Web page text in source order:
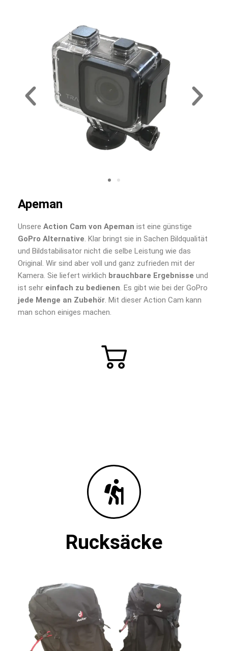
Apeman
Unsere Action Cam von Apeman ist eine günstige
GoPro Alternative . Klar bringt sie in Sachen Bildqualität
und Bildstabilisator nicht die selbe Leistung wie das
Original. Wir sind aber voll und ganz zufrieden mit der
Kamera. Sie liefert wirklich brauchbare Ergebnisse und
ist sehr einfach zu bedienen . Es gibt wie bei der GoPro
jede Menge an Zubehör . Mit dieser Action Cam kann
man schon einiges machen.
Rucksäcke